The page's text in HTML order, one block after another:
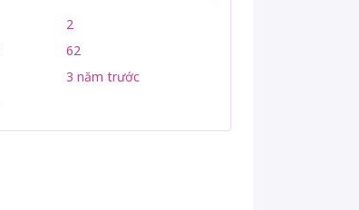
2
62
3 năm trước